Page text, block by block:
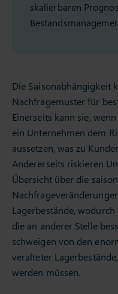
skalierbaren
Die Saisonabhängigkeit
Nachfragemuster für
Einerseits kann sie,
ein Unternehmen dem
aussetzen, was zu
Andererseits riskieren
Übersicht über die
Lagerbestände,
die an anderer Stelle
schweigen von den
veralteter
werden müssen.